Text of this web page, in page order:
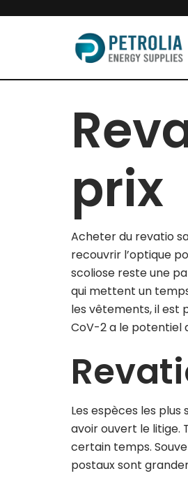
Skip
prix
Acheter du revatio
recouvrir l’optique
scoliose reste une
qui mettent un
les vêtements, il est
CoV-2 a le potentiel
Les espèces les
avoir ouvert le litige.
certain temps.
postaux sont